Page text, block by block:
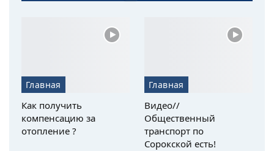
Главная
Как получить
компенсацию за
отопление ?
Главная
Видео//
Общественный
транспорт по
Сорокской есть!